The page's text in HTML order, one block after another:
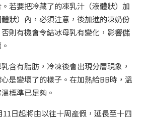
若要把冷藏了的凍乳汁（液體狀）加
狀）內，必須注意，後加進的凍奶份
則有機會令結冰母乳有變化，影響儲
含有脂肪，冷凍後會出現分層現象，
是變壞了的樣子。在加熱給BB時，溫
標準已足夠。
11日起將由以往十周產假，延長至十四